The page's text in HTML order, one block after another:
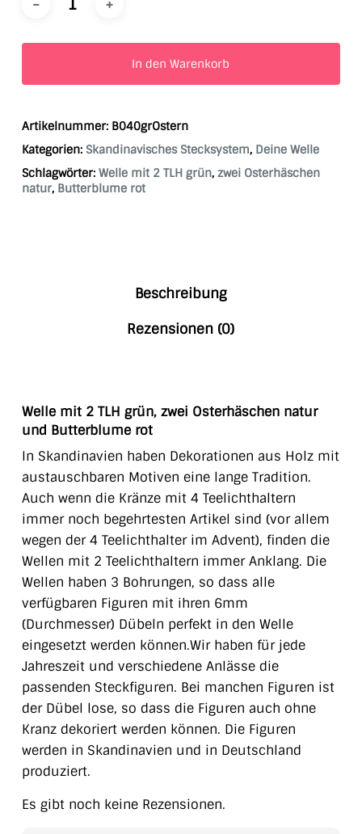
In den Warenkorb
Artikelnummer: B040grOstern
Kategorien: Skandinavisches Stecksystem, Deine Welle
Schlagwörter: Welle mit 2 TLH grün, zwei Osterhäschen
natur, Butterblume rot
Beschreibung
Rezensionen (0)
Welle mit 2 TLH grün, zwei Osterhäschen natur
und Butterblume rot
In Skandinavien haben Dekorationen aus Holz mit
austauschbaren Motiven eine lange Tradition.
Auch wenn die Kränze mit 4 Teelichthaltern
immer noch begehrtesten Artikel sind (vor allem
wegen der 4 Teelichthalter im Advent), finden die
Wellen mit 2 Teelichthaltern immer Anklang. Die
Wellen haben 3 Bohrungen, so dass alle
verfügbaren Figuren mit ihren 6mm
(Durchmesser) Dübeln perfekt in den Welle
eingesetzt werden können.Wir haben für jede
Jahreszeit und verschiedene Anlässe die
passenden Steckfiguren. Bei manchen Figuren ist
der Dübel lose, so dass die Figuren auch ohne
Kranz dekoriert werden können. Die Figuren
werden in Skandinavien und in Deutschland
produziert.
Es gibt noch keine Rezensionen.